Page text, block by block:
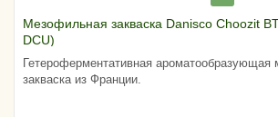
Мезофильная закваска Danisco Choozit
DCU)
Гетероферментативная ароматообразующая
закваска из Франции.